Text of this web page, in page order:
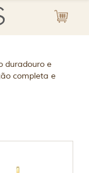
duradouro e
completa e